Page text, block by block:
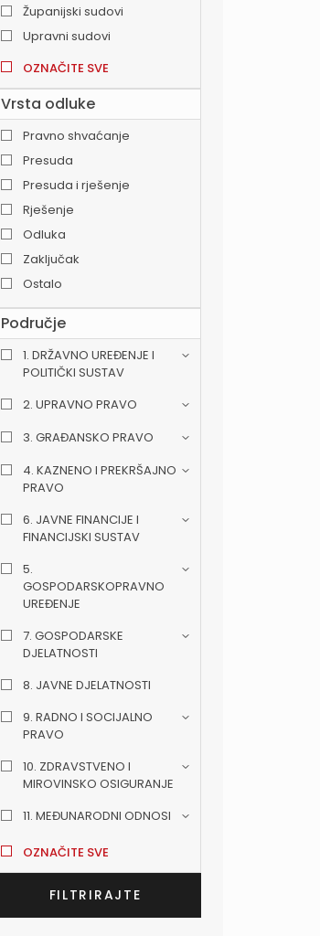
Županijski sudovi
Upravni sudovi
OZNAČITE SVE
Vrsta odluke
Pravno shvaćanje
Presuda
Presuda i rješenje
Rješenje
Odluka
Zaključak
Ostalo
Područje
1. DRŽAVNO UREĐENJE I
POLITIČKI SUSTAV
2. UPRAVNO PRAVO
3. GRAĐANSKO PRAVO
4. KAZNENO I PREKRŠAJNO
PRAVO
6. JAVNE FINANCIJE I
FINANCIJSKI SUSTAV
5.
GOSPODARSKOPRAVNO
UREĐENJE
7. GOSPODARSKE
DJELATNOSTI
8. JAVNE DJELATNOSTI
9. RADNO I SOCIJALNO
PRAVO
10. ZDRAVSTVENO I
MIROVINSKO OSIGURANJE
11. MEĐUNARODNI ODNOSI
OZNAČITE SVE